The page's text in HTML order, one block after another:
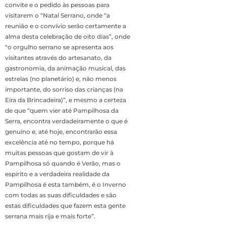
convite e o pedido às pessoas para
visitarem o “Natal Serrano, onde “a
reunião e o convívio serão certamente a
alma desta celebração de oito dias”, onde
“o orgulho serrano se apresenta aos
visitantes através do artesanato, da
gastronomia, da animação musical, das
estrelas (no planetário) e, não menos
importante, do sorriso das crianças (na
Eira da Brincadeira)”, e mesmo a certeza
de que “quem vier até Pampilhosa da
Serra, encontra verdadeiramente o que é
genuíno e, até hoje, encontrarão essa
excelência até no tempo, porque há
muitas pessoas que gostam de vir à
Pampilhosa só quando é Verão, mas o
espírito e a verdadeira realidade da
Pampilhosa é esta também, é o Inverno
com todas as suas dificuldades e são
estas dificuldades que fazem esta gente
serrana mais rija e mais forte”.